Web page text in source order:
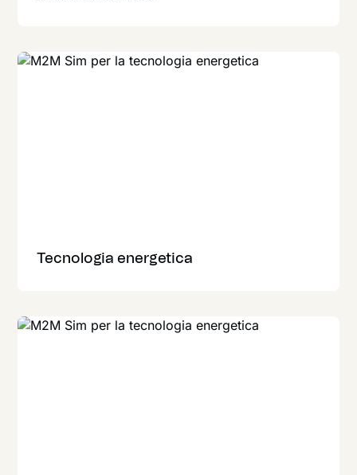
Tecnologia energetica